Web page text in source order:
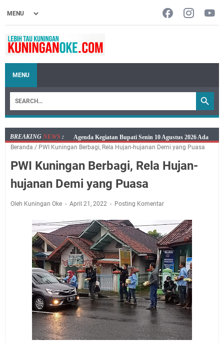
MENU
BREAKING NEWS :
Ini Jadwal Samsat Keliling Kuningan Senin 10 Agustus
2026
Senin 10 Agustus 2026 Lokasi Samsat Keliling
Kaya Salat, Miskin Salat, Apapun Tetap Cari Allah, Ini
Jadwal Salat Wilayah Kuningan Senin 10 Agustus 2026
2026 Hanya Satu, Wabup Kuningan Tiga Acara
Samsat Keliling Kuningan Minggu 9 Agustus 2026
Mau Perpanjang SIM? Ini Lokasi Mobil Keliling
Kuningan Sabtu 8 Agustus 2026
Sabtu 8 Agustus 2026 Layanan Mobil Samsat Keliling
Ada di Sini!
Agenda Kegiatan Bupati Kuningan Jumat 7 Agustus
2026 Ada Tiga, Tapi yang Bakal Dihadiri Hanya Satu
Selasa 11 Agustus 2026 Bakal Terjadi Pemadaman
Listrik di Wilayah Kuningan
Beranda / PWI Kuningan Berbagi, Rela Hujan-hujanan Demi yang Puasa
PWI Kuningan Berbagi, Rela Hujan-
hujanan Demi yang Puasa
Oleh Kuningan Oke April 21, 2022 Posting Komentar